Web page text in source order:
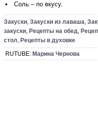
Соль – по вкусу.
Закуски, Закуски из лаваша,
закуски, Рецепты на обед,
стол, Рецепты в духовке
RUTUBE: Марина Чернова